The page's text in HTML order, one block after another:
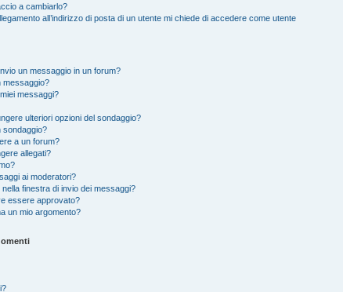
a cambiarlo?
all’indirizzo di posta di un utente mi chiede di accedere come utente
un messaggio in un forum?
messaggio?
messaggi?
ulteriori opzioni del sondaggio?
sondaggio?
a un forum?
allegati?
ai moderatori?
nella finestra di invio dei messaggi?
essere approvato?
un mio argomento?